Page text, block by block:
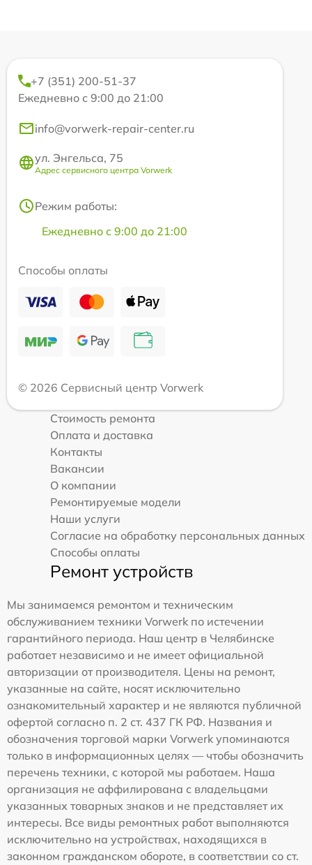
+7 (351) 200-51-37
Ежедневно с 9:00 до 21:00
info@vorwerk-repair-center.ru
ул. Энгельса, 75
Адрес сервисного центра Vorwerk
Режим работы:
Ежедневно с 9:00 до 21:00
Способы оплаты
© 2026 Сервисный центр Vorwerk
Стоимость ремонта
Оплата и доставка
Контакты
Вакансии
О компании
Ремонтируемые модели
Наши услуги
Согласие на обработку персональных данных
Способы оплаты
Ремонт устройств
Мы занимаемся ремонтом и техническим
обслуживанием техники Vorwerk по истечении
гарантийного периода. Наш центр в Челябинске
работает независимо и не имеет официальной
авторизации от производителя. Цены на ремонт,
указанные на сайте, носят исключительно
ознакомительный характер и не являются публичной
офертой согласно п. 2 ст. 437 ГК РФ. Названия и
обозначения торговой марки Vorwerk упоминаются
только в информационных целях — чтобы обозначить
перечень техники, с которой мы работаем. Наша
организация не аффилирована с владельцами
указанных товарных знаков и не представляет их
интересы. Все виды ремонтных работ выполняются
исключительно на устройствах, находящихся в
законном гражданском обороте, в соответствии со ст.